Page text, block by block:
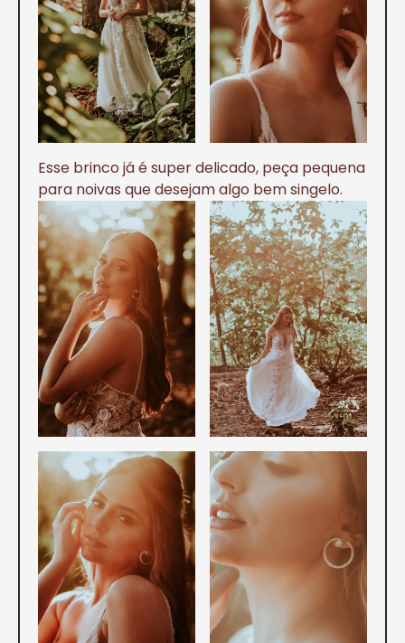
Esse brinco já é super delicado, peça pequena
para noivas que desejam algo bem singelo.